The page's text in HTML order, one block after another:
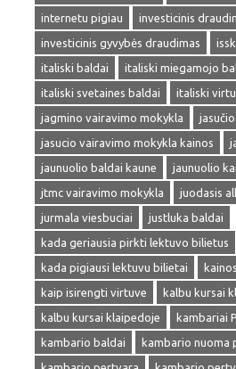
internetu pigiau
investicinis
investicinis gyvybės draudimas
italiski baldai
italiski miegamojo
italiski svetaines baldai
italiski
jagmino vairavimo mokykla
jasucio vairavimo mokykla kainos
jaunuolio baldai kaune
jaunuolio
jtmc vairavimo mokykla
juodasis
jurmala viesbuciai
justluka baldai
kada geriausia pirkti lektuvo bilietus
kada pigiausi lektuvu bilietai
kaip isirengti virtuve
kalbu kursai
kalbu kursai klaipedoje
kambariai
kambario baldai
kambario nuoma